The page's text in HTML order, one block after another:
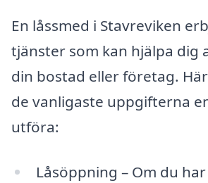
En låssmed i Stavreviken
tjänster som kan hjälpa dig
din bostad eller företag.
de vanligaste uppgifterna
utföra:
Låsöppning – Om du